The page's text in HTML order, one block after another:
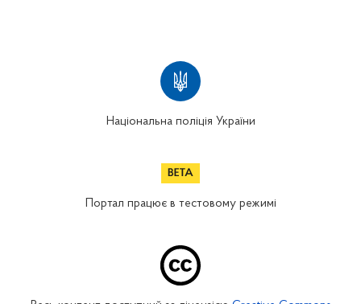
Національна поліція України
Портал працює в тестовому режимі